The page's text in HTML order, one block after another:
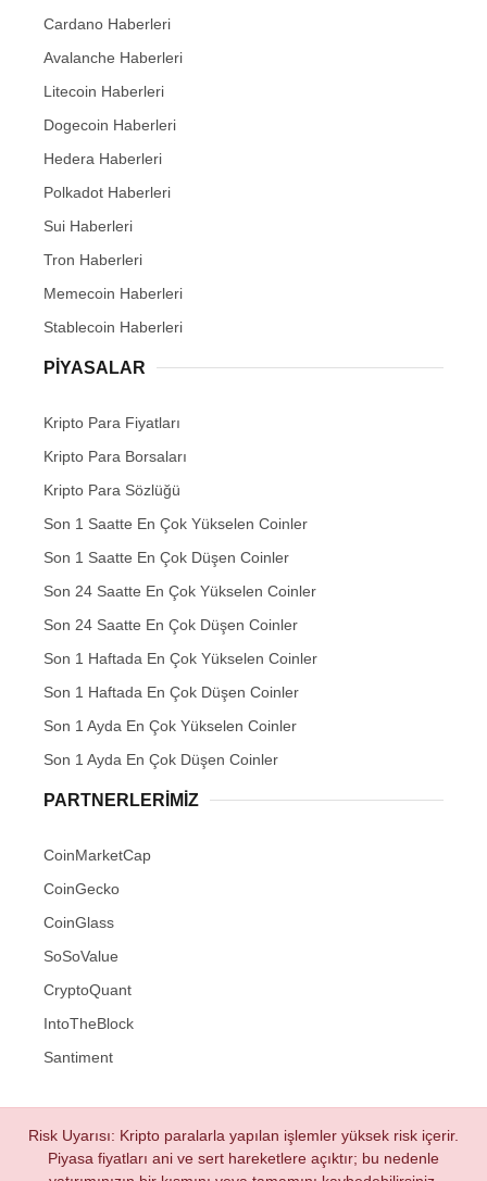
Cardano Haberleri
Avalanche Haberleri
Litecoin Haberleri
Dogecoin Haberleri
Hedera Haberleri
Polkadot Haberleri
Sui Haberleri
Tron Haberleri
Memecoin Haberleri
Stablecoin Haberleri
PIYASALAR
Kripto Para Fiyatları
Kripto Para Borsaları
Kripto Para Sözlüğü
Son 1 Saatte En Çok Yükselen Coinler
Son 1 Saatte En Çok Düşen Coinler
Son 24 Saatte En Çok Yükselen Coinler
Son 24 Saatte En Çok Düşen Coinler
Son 1 Haftada En Çok Yükselen Coinler
Son 1 Haftada En Çok Düşen Coinler
Son 1 Ayda En Çok Yükselen Coinler
Son 1 Ayda En Çok Düşen Coinler
PARTNERLERIMIZ
CoinMarketCap
CoinGecko
CoinGlass
SoSoValue
CryptoQuant
IntoTheBlock
Santiment
Risk Uyarısı: Kripto paralarla yapılan işlemler yüksek risk içerir.
Piyasa fiyatları ani ve sert hareketlere açıktır; bu nedenle